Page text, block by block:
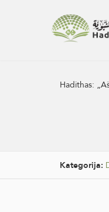
Hadithas:
Kategorija: